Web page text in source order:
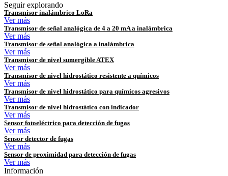
Seguir explorando
Transmisor inalámbrico LoRa
Ver más
Transmisor de señal analógica de 4 a 20 mA a inalámbrica
Ver más
Transmisor de señal analógica a inalámbrica
Ver más
Transmisor de nivel sumergible ATEX
Ver más
Transmisor de nivel hidrostático resistente a químicos
Ver más
Transmisor de nivel hidrostático para químicos agresivos
Ver más
Transmisor de nivel hidrostático con indicador
Ver más
Sensor fotoeléctrico para detección de fugas
Ver más
Sensor detector de fugas
Ver más
Sensor de proximidad para detección de fugas
Ver más
Información